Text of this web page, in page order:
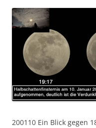
200110 Ein Blick gegen